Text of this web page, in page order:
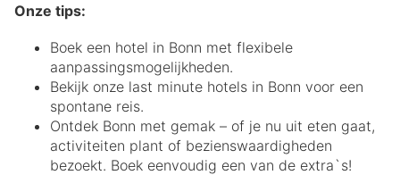
Onze tips:
Boek een hotel in Bonn met flexibele
aanpassingsmogelijkheden.
Bekijk onze last minute hotels in Bonn voor een
spontane reis.
Ontdek Bonn met gemak – of je nu uit eten gaat,
activiteiten plant of bezienswaardigheden
bezoekt. Boek eenvoudig een van de extra`s!